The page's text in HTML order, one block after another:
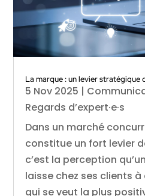
La marque : un levier
5 Nov 2025 |
Regards d’expert·e·s
Dans un marché
constitue un fort levier
c’est la perception
laisse chez ses clients
qui se veut la plus